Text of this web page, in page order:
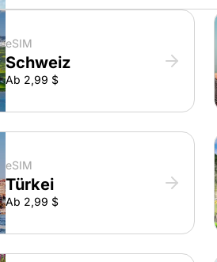
eSIM
Schweiz
Ab 2,99 $
eSIM
Türkei
Ab 2,99 $